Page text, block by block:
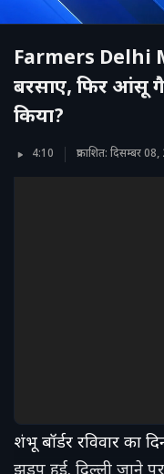
Farmers Delhi
बरसाए, फिर आंसू
किया?
4:10 प्रकाशित: दिसम्बर
शंभू बॉर्डर रविवार का